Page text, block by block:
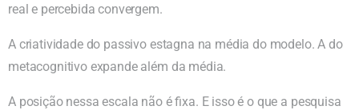
real e percebida convergem.
A criatividade do passivo estagna na média do modelo. A do
metacognitivo expande além da média.
A posição nessa escala não é fixa. E isso é o que a pesquisa